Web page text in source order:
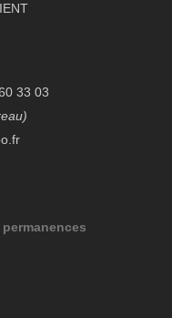
33 03